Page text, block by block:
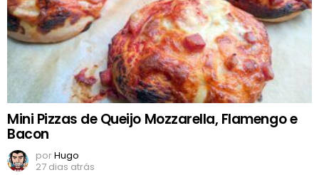
Mini Pizzas de Queijo Mozzarella, Flamengo e
Bacon
porHugo
27 dias atrás